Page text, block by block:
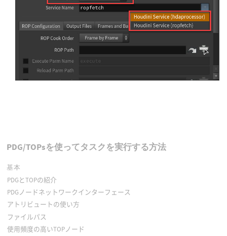
PDG/TOPsを使ってタスクを実行する方法
基本
PDGとTOPの紹介
PDGノードネットワークインターフェース
アトリビュートの使い方
ファイルパス
使用頻度の高いTOPノード